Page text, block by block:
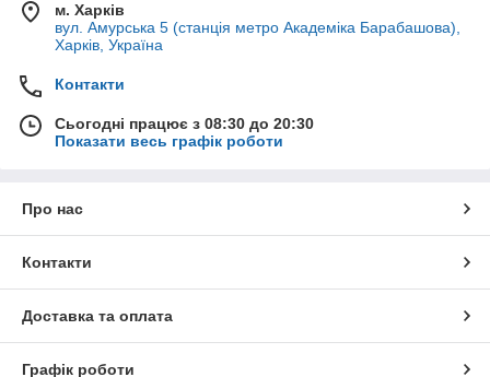
м. Харків
вул. Амурська 5 (станція метро Академіка Барабашова),
Харків, Україна
Контакти
Сьогодні працює з 08:30 до 20:30
Показати весь графік роботи
Про нас
Контакти
Доставка та оплата
Графік роботи